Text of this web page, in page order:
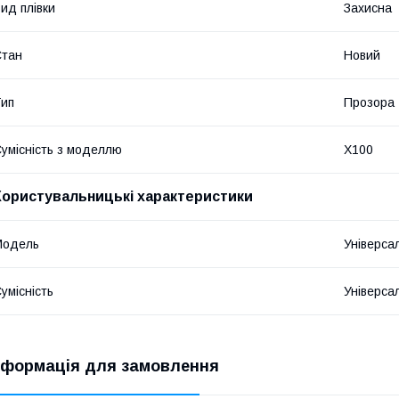
плівки Захисна
Новий
Прозора
з моделлю X100
характеристики
для замовлення